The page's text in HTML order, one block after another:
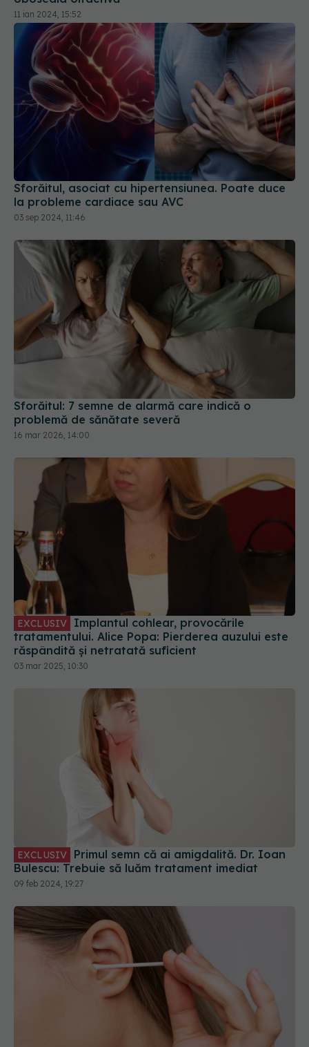
11 ian 2024, 15:52
Sforăitul, asociat cu hipertensiunea. Poate duce
la probleme cardiace sau AVC
03 sep 2024, 11:46
Sforăitul: 7 semne de alarmă care indică o
problemă de sănătate severă
16 mar 2026, 14:00
EXCLUSIV
tratamentului. Alice Popa: Pierderea auzului este
răspândită și netratată suficient
03 mar 2025, 10:30
Bulescu: Trebuie să luăm tratament imediat
09 feb 2024, 19:27